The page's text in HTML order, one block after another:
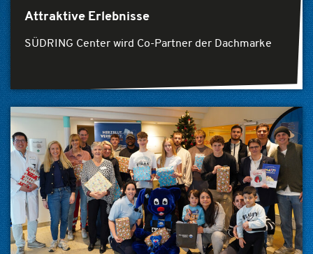
Attraktive Erlebnisse
SÜDRING Center wird Co-Partner der Dachmarke